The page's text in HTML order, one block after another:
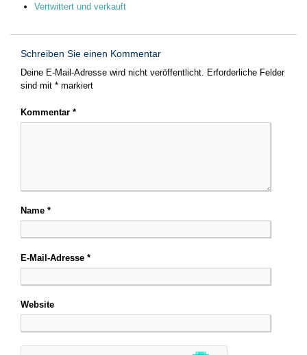
Vertwittert und verkauft
Schreiben Sie einen Kommentar
Deine E-Mail-Adresse wird nicht veröffentlicht. Erforderliche Felder
sind mit * markiert
Kommentar *
Name *
E-Mail-Adresse *
Website